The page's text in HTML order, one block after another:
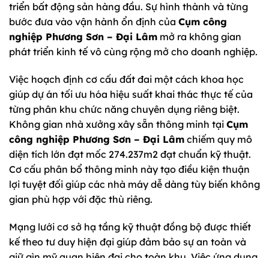
triển bất động sản hàng đầu. Sự hình thành và từng
bước đưa vào vận hành ổn định của Cụm công
nghiệp Phương Sơn – Đại Lâm mở ra không gian
phát triển kinh tế vô cùng rộng mở cho doanh nghiệp.
Việc hoạch định cơ cấu đất đai một cách khoa học
giúp dự án tối ưu hóa hiệu suất khai thác thực tế của
từng phân khu chức năng chuyên dụng riêng biệt.
Không gian nhà xưởng xây sẵn thông minh tại Cụm
công nghiệp Phương Sơn – Đại Lâm chiếm quy mô
diện tích lớn đạt mốc 274.237m2 đạt chuẩn kỹ thuật.
Cơ cấu phân bổ thông minh này tạo điều kiện thuận
lợi tuyệt đối giúp các nhà máy dễ dàng tùy biến không
gian phù hợp với đặc thù riêng.
Mạng lưới cơ sở hạ tầng kỹ thuật đồng bộ được thiết
kế theo tư duy hiện đại giúp đảm bảo sự an toàn và